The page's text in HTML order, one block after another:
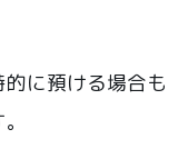
に預ける場合も